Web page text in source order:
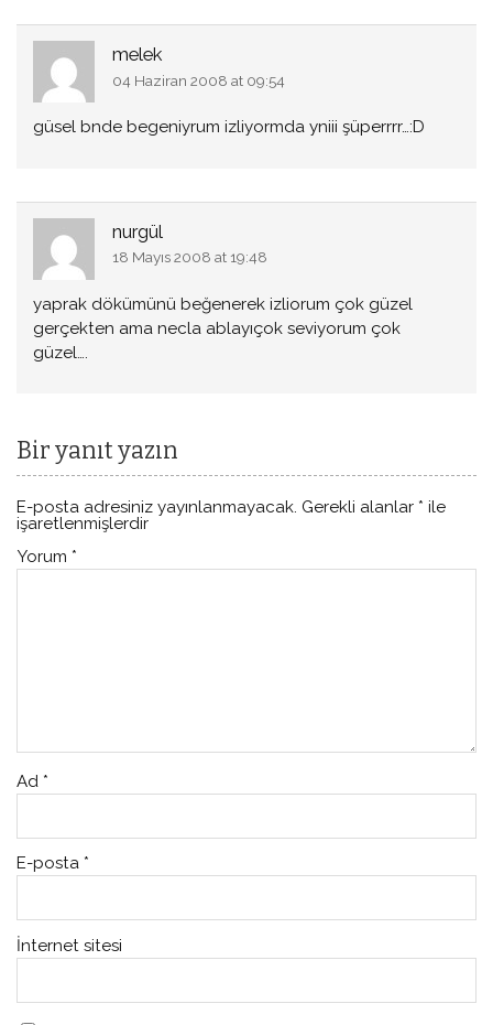
melek
04 Haziran 2008 at 09:54
güsel bnde begeniyrum izliyormda yniii şüperrrr…:D
nurgül
18 Mayıs 2008 at 19:48
yaprak dökümünü beğenerek izliorum çok güzel
gerçekten ama necla ablayıçok seviyorum çok
güzel….
Bir yanıt yazın
E-posta adresiniz yayınlanmayacak. Gerekli alanlar * ile
işaretlenmişlerdir
Yorum *
Ad *
E-posta *
İnternet sitesi